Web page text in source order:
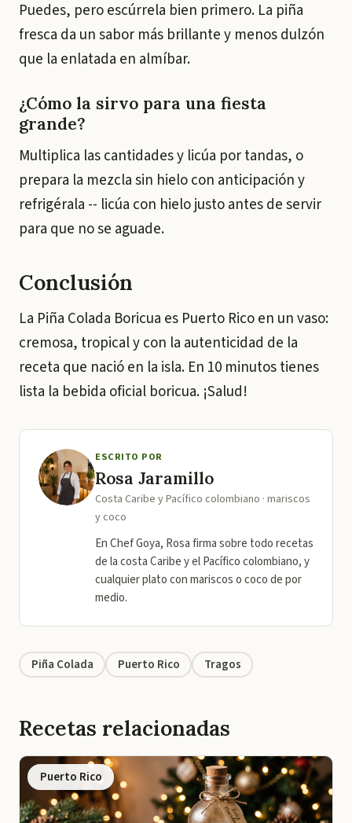
Puedes, pero escúrrela bien primero. La piña
fresca da un sabor más brillante y menos dulzón
que la enlatada en almíbar.
¿Cómo la sirvo para una fiesta
grande?
Multiplica las cantidades y licúa por tandas, o
prepara la mezcla sin hielo con anticipación y
refrigérala -- licúa con hielo justo antes de servir
para que no se aguade.
Conclusión
La Piña Colada Boricua es Puerto Rico en un vaso:
cremosa, tropical y con la autenticidad de la
receta que nació en la isla. En 10 minutos tienes
lista la bebida oficial boricua. ¡Salud!
ESCRITO POR
Rosa Jaramillo
Costa Caribe y Pacífico colombiano · mariscos
y coco
En Chef Goya, Rosa firma sobre todo recetas
de la costa Caribe y el Pacífico colombiano, y
cualquier plato con mariscos o coco de por
medio.
Piña Colada Puerto Rico Tragos
Recetas relacionadas
Puerto Rico